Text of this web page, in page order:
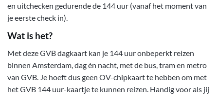
en uitchecken gedurende de 144 uur (vanaf het moment van
je eerste check in).
Wat is het?
Met deze GVB dagkaart kan je 144 uur onbeperkt reizen
binnen Amsterdam, dag én nacht, met de bus, tram en metro
van GVB. Je hoeft dus geen OV-chipkaart te hebben om met
het GVB 144 uur-kaartje te kunnen reizen. Handig voor als jij